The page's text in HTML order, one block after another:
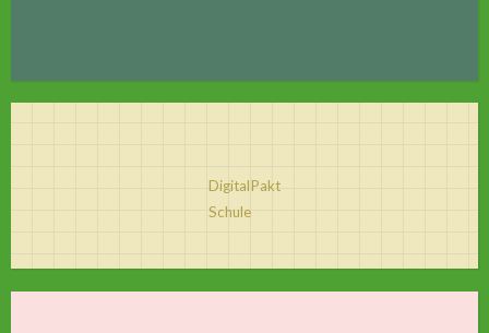
DigitalPakt
Schule